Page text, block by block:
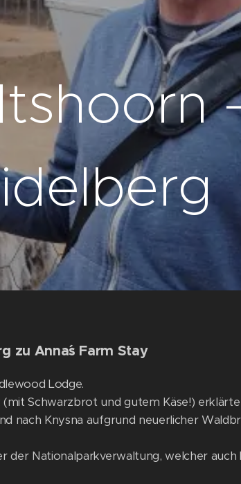
zu Anna´s Farm Stay
Lodge.
Schwarzbrot und gutem Käse!)
nach Knysna aufgrund neuerlicher
der Nationalparkverwaltung, welcher auch